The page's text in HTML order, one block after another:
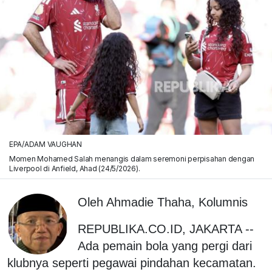
EPA/ADAM VAUGHAN
Momen Mohamed Salah menangis dalam seremoni perpisahan dengan
Liverpool di Anfield, Ahad (24/5/2026).
Oleh Ahmadie Thaha, Kolumnis
REPUBLIKA.CO.ID, JAKARTA --
Ada pemain bola yang pergi dari
klubnya seperti pegawai pindahan kecamatan.